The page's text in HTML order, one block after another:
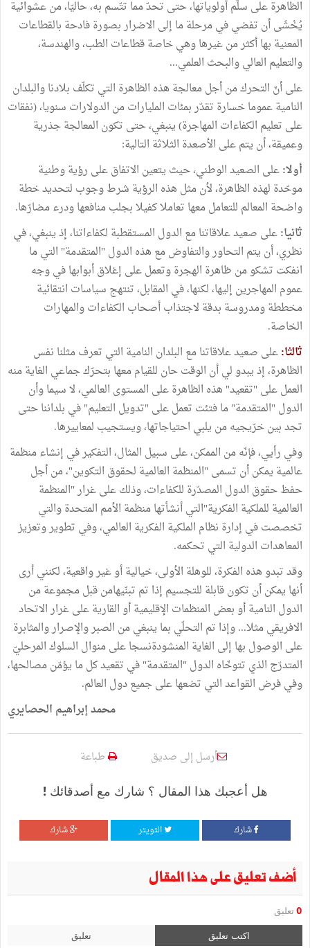
الظاهرة على سلّم أولوياتها، حتى تحدّ مما تتّسم به، حاليّا، من عشوائية
يُخْشَى أن تفضي في مرحلة ما إلى الاضرار بصورة فادحة بالقطاعات
المعنية بها أكثر من غيرها وهي خاصة قطاعات الطب، والهندسة،
والتعليم العالي والبحث العلمي...
على أنّ التحرك من أجل معالجة هذه الظاهرة التي تكلّف بلادنا والبلدان
النامية عموما خسارة تقدّر بمئات المليارات من الدولارات سنويا، (نفقات
على تعليم الكفاءات المهاجرة) ينبغي، حتى تكون المعالجة جذرية
وعميقة، أن يتم على الأصعدة الثلاثة التالية:
أولا:على الصعيد الوطني، حيث يتعين الاتفاق على رؤية وطنية
موحّدة لهذه الظاهرة، لأن مثل هذه الرؤية شرط وجوب لتحديد خطة
واضحة المعالم للتعامل معها تعاملا كفيلا بجلب منافعها ودرء مضارّها.
ثانيا:على صعيد علاقاتنا مع الدول المستقطبة لكفاءاتنا، إذ ينبغي، في
نظري، أن يتم التحاور والتفاوض مع هذه الدول "المتقدمة" التي ما
انفكت تشكو من ظاهرة الهجرة وتعمل على إغلاق أبوابها في وجه
عموم المهاجرين إليها، لكنها، في المقابل، تنتهج سياسات انتقائية
مخططة ومدروسة بدقة لاجتذاب أصحاب الكفاءات والمهارات
الخاصة.
ثالثا:على صعيد علاقاتنا مع البلدان النامية التي تعرف مثلنا نفس
الظاهرة، إذ يبدو لي أن الوقت حان للقيام معها بتحرّك جماعي الغاية منه
العمل على "تقعيد" هذه الظاهرة على المستوى العالمي، لا سيما وأن
الدول "المتقدمة" ما فتئت تعمل على "تدويل التعليم" في بلداننا حتى
تجد بين خرّيجيه من يلبي احتياجاتها، ويستجيب لمعاييرها.
وفي رأيي، فإنّه من الممكن، على سبيل المثال، التفكير في إنشاء منظمة
عالمية يمكن أن تسمى "المنظمة العالمية لحقوق التكوين"، من أجل
حفظ حقوق الدول المصدّرة للكفاءات، وذلك على غرار "المنظمة
العالمية للملكية الفكرية"التي أنشأتها منظمة الأمم المتحدة والتي
تخصصت في إدارة نظام الملكية الفكرية العالمي، وفي تطوير وتعزيز
المعاهدات الدولية التي تحكمه.
وقد تبدو هذه الفكرة، للوهلة الأولى، خيالية أو غير واقعية، لكنني أرى
أنها يمكن أن تكون قابلة للتجسيم إذا تم تبنّيهامن قبل مجموعة من
الدول النامية أو بعض المنظمات الإقليمية أو القارية على غرار الاتحاد
الافريقي مثلا... وإذا تم التحلّي بما ينبغي من الصبر والإصرار والمثابرة
على الوصول بها إلى الغاية المنشودةنسجا على منوال السلوك المرحليّ
المتدرّج الذي تتوخّاه الدول "المتقدمة" في تقعيد كل ما يؤمّن مصالحها،
وفي فرض القواعد التي تضعها على جميع دول العالم.
محمد إبراهيم الحصايري
أرسل إلى صديق طباعة
هل أعجبك هذا المقال ؟ شارك مع أصدقائك !
شارك التويتر شارك
أضف تعليق على هذا المقال
0 تعليق
اكتب تعليق تعليق